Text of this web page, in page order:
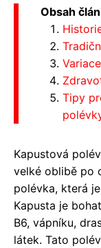
Obsah
Tipy
Kapustová
velké oblibě po
polévka, která
Kapusta je
B6, vápníku,
látek. Tato